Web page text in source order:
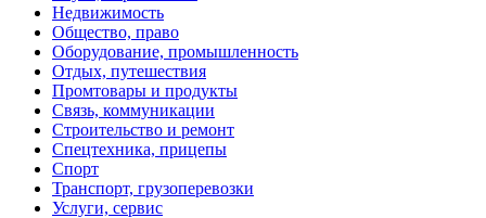
Недвижимость
Общество, право
Оборудование, промышленность
Отдых, путешествия
Промтовары и продукты
Связь, коммуникации
Строительство и ремонт
Спецтехника, прицепы
Спорт
Транспорт, грузоперевозки
Услуги, сервис